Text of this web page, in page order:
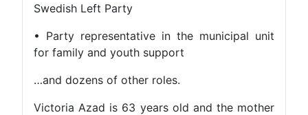
Swedish Left Party
• Party representative in the municipal unit
for family and youth support
…and dozens of other roles.
Victoria Azad is 63 years old and the mother